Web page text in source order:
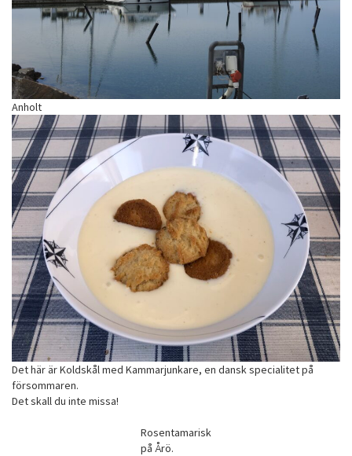
Anholt
Det här är Koldskål med Kammarjunkare, en dansk specialitet på
försommaren.
Det skall du inte missa!
Rosentamarisk
på Årö.